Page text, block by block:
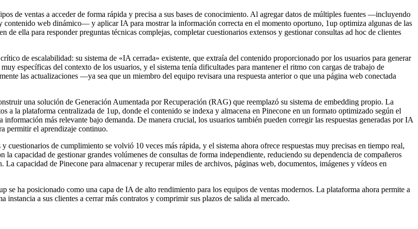
de ventas a acceder de forma rápida y precisa a sus bases de conocimiento. Al agregar datos de múltiples fuentes —incluyendo
contenido web dinámico— y aplicar IA para mostrar la información correcta en el momento oportuno, 1up optimiza algunas de las
de ella para responder preguntas técnicas complejas, completar cuestionarios extensos y gestionar consultas ad hoc de clientes
de escalabilidad: su sistema de «IA cerrada» existente, que extraía del contenido proporcionado por los usuarios para generar
específicas del contexto de los usuarios, y el sistema tenía dificultades para mantener el ritmo con cargas de trabajo de
las actualizaciones —ya sea que un miembro del equipo revisara una respuesta anterior o que una página web conectada
una solución de Generación Aumentada por Recuperación (RAG) que reemplazó su sistema de embedding propio. La
a la plataforma centralizada de 1up, donde el contenido se indexa y almacena en Pinecone en un formato optimizado según el
más relevante bajo demanda. De manera crucial, los usuarios también pueden corregir las respuestas generadas por IA
permitir el aprendizaje continuo.
cuestionarios de cumplimiento se volvió 10 veces más rápida, y el sistema ahora ofrece respuestas muy precisas en tiempo real,
la capacidad de gestionar grandes volúmenes de consultas de forma independiente, reduciendo su dependencia de compañeros
capacidad de Pinecone para almacenar y recuperar miles de archivos, páginas web, documentos, imágenes y vídeos en
ha posicionado como una capa de IA de alto rendimiento para los equipos de ventas modernos. La plataforma ahora permite a
a sus clientes a cerrar más contratos y comprimir sus plazos de salida al mercado.